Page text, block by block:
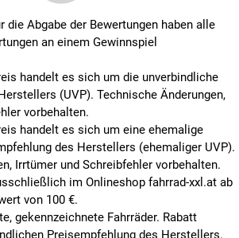
die Abgabe der Bewertungen haben alle
an einem Gewinnspiel
handelt es sich um die unverbindliche
(UVP). Technische Änderungen,
vorbehalten.
handelt es sich um eine ehemalige
des Herstellers (ehemaliger UVP).
Irrtümer und Schreibfehler vorbehalten.
im Onlineshop fahrrad-xxl.at ab
von 100 €.
gekennzeichnete Fahrräder. Rabatt
Preisempfehlung des Herstellers.